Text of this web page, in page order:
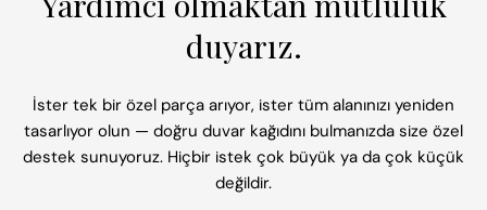
duyarız.
İster tek bir özel parça arıyor, ister tüm alanınızı yeniden
tasarlıyor olun — doğru duvar kağıdını bulmanızda size özel
destek sunuyoruz. Hiçbir istek çok büyük ya da çok küçük
değildir.